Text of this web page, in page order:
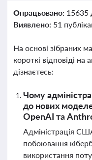
Опрацьовано: 15635
Виявлено: 51
На основі зібраних
короткі відповіді на
дізнаєтесь:
Чому
до нових
OpenAI та
Адміністрація
побоювання
використання